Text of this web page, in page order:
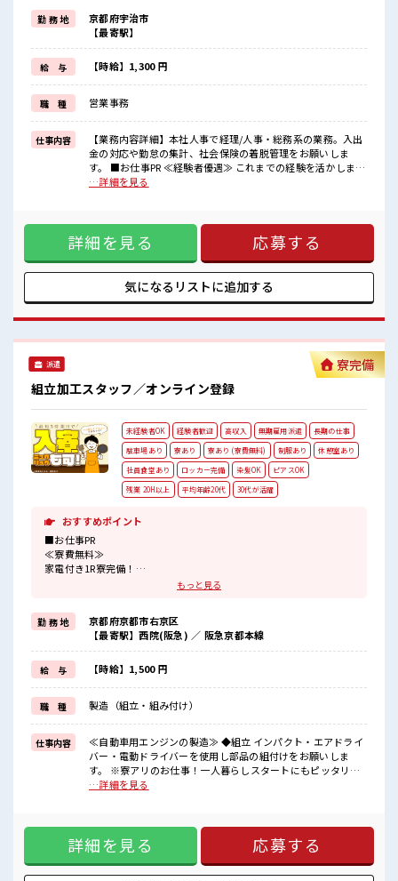
≪時間にメリハリを≫
残業はほとんどナシ！
場合によってはお願いすることもあります♪
≪土日祝休のお仕事≫
家族や友人と一緒にプライベート満喫！
≪髪色自由で自分らしく働く≫
明るすぎたり奇抜でなければ基本的に自由！
(規定有)≪自分に向いている仕事が探せる≫
困った事などがあれば、
担当がしっかりサポートします！
■職場の雰囲気
少人数の職場でこじんまり。
20代活躍中のフレッシュな職場です☆
勤 務 地
京都府宇治市
【最寄駅】
給 与 【時給】1,300 円
職 種 営業事務
仕事内容
【業務内容詳細】本社人事で経理/人事・総務系の業務。入出
金の対応や勤怠の集計、社会保険の着脱管理をお願いしま
す。 ■お仕事PR ≪経験者優遇≫ これまでの経験を活かしませ
んか？ ブランクがあっても大丈夫♪ 経験はちょっとだけ…と
仕事≫ 家族や友人と一緒にプライベート満喫！ ≪髪色自由で
自分らしく働く≫ 明るすぎたり奇抜でなければ基本的に自
由！ (規定有)≪自分に向いている仕事が探せる≫ 困った事な
どがあれば、 担当がしっかりサポートします！ ■職場の雰囲
気 少人数の職場でこじんまり。 職場の仲間との交流もできち
ゃうかも？ 明るすぎたり奇抜過ぎなければヘアカラーOK！
…詳細を見る
詳細を見る 応募する
気になるリストに追加する
派遣
組立加工スタッフ／オンライン登録
寮完備
未経験者OK 経験者歓迎 高収入 無期雇用派遣
長期の仕事
駐車場あり
寮あり 寮あり (寮費無料) 制服あり
休憩室あり
社員食堂あり
ロッカー完備 染髪OK
ピアスOK
残業 20H以上
平均年齢20代 30代が活躍
おすすめポイント
■お仕事PR
≪寮費無料≫
家電付き1R寮完備！
寮費は無料なのでお金貯めたい方にも向いてます！！
高時給+程よい残業で高収入が目指せちゃう♪
≪1R寮完備≫
自宅～職場が遠くても興味があれば安心して応募できちゃう！
自分で部屋を借りるより安く住めちゃうかも？
生活に便利な家電付きなので初期費用も節約できる☆
≪ヘアカラーOKで自由な雰囲気の職場≫
明るすぎたり奇抜でなければ基本的に自由！
(規定有)≪機能的な制服アリ≫
制服があるので毎日の服装の悩み解消♪
≪無料駐車場あり≫
マイカー通勤もOK！
≪食堂あり≫
カフェテリア形式になっていておしゃれでメニューも豊富★
派手すぎなければ多少のヘアカラーもOKなのはウレシイPoint☆
しっかり休める休憩室あり！
オンオフの切替もできちゃう！
ロッカーあり！
もっと見る
勤 務 地
京都府京都市右京区
【最寄駅】西院(阪急) ／ 阪急京都本線
給 与 【時給】1,500 円
職 種 製造（組立・組み付け）
仕事内容
≪自動車用エンジンの製造≫ ◆組立 インパクト・エアドライ
バー・電動ドライバーを使用し部品の組付けをお願いしま
す。 ※寮アリのお仕事！一人暮らしスタートにもピッタリ♪
■お仕事PR ≪寮費無料≫ 家電付き1R寮完備！ 寮費は無料な
職場が遠くても興味があれば安心して応募できちゃう！ 自分
で部屋を借りるより安く住めちゃうかも？ 生活に便利な家電
付きなので初期費用も節約できる☆ ≪ヘアカラーOKで自由な
雰囲気の職場≫ 明るすぎたり奇抜でなければ基本的に自由！
…詳細を見る
詳細を見る 応募する